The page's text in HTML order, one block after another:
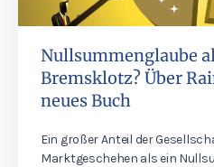
Nullsummenglaube
Bremsklotz? Über
neues Buch
Ein großer Anteil der
Marktgeschehen als ein